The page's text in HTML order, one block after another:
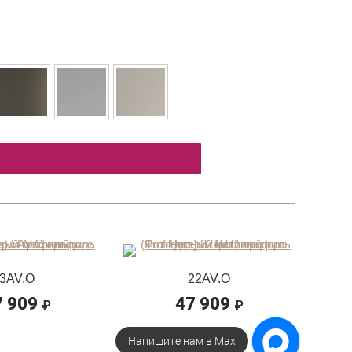
3AV.O
909 ₽
22AV.O
47 909 ₽
Напишите нам в Max